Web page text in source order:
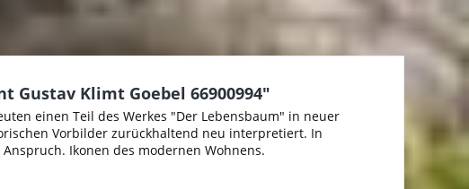
Klimt Goebel 66900994"
einen Teil des Werkes "Der Lebensbaum" in neuer
Vorbilder zurückhaltend neu interpretiert. In
Ikonen des modernen Wohnens.